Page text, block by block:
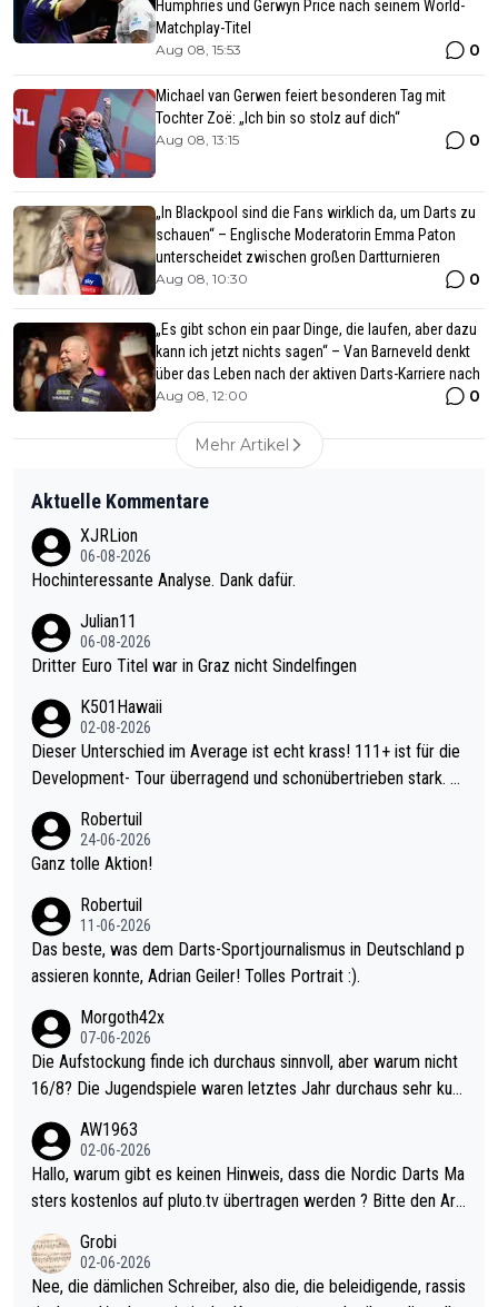
Humphries und Gerwyn Price nach seinem World-
Matchplay-Titel
Aug 08, 15:53 0
Michael van Gerwen feiert besonderen Tag mit
Tochter Zoë: „Ich bin so stolz auf dich“
Aug 08, 13:15 0
„In Blackpool sind die Fans wirklich da, um Darts zu
schauen“ – Englische Moderatorin Emma Paton
unterscheidet zwischen großen Dartturnieren
Aug 08, 10:30 0
„Es gibt schon ein paar Dinge, die laufen, aber dazu
kann ich jetzt nichts sagen“ – Van Barneveld denkt
über das Leben nach der aktiven Darts-Karriere nach
Aug 08, 12:00 0
Mehr Artikel
Aktuelle Kommentare
XJRLion
06-08-2026
Hochinteressante Analyse. Dank dafür.
Julian11
06-08-2026
Dritter Euro Titel war in Graz nicht Sindelfingen
K501Hawaii
02-08-2026
Dieser Unterschied im Average ist echt krass! 111+ ist für die
Development- Tour überragend und schonübertrieben stark. U
mal 40+ erst recht. Da gewinnst keinen Blumentopf - ist ja noc
h krasser wie ein Pokalspiel eines Kreisligisten vs einem Bund
Robertuil
24-06-2026
Ganz tolle Aktion!
Robertuil
11-06-2026
Das beste, was dem Darts-Sportjournalismus in Deutschland p
assieren konnte, Adrian Geiler! Tolles Portrait :).
Morgoth42x
07-06-2026
Die Aufstockung finde ich durchaus sinnvoll, aber warum nicht
16/8? Die Jugendspiele waren letztes Jahr durchaus sehr kurz
Allerdings ist Mitchell Lawrie als Nummer 1 der Welt eh qualifi
ziert. Somit ändert die automatische Qualifikation des Weltmei
sters erstmal nichts. Ich denke sie wollen damit für nächstes J
ohl wenig WDF Turniere spielen. Dies war bei Archie Self letzt
es Jahr der Fall. Er musste als amtierender Weltmeister durch
den Qualifier und ich glaube kaum, dass Mitchel sich das (in Ve
AW1963
02-06-2026
Hallo, warum gibt es keinen Hinweis, dass die Nordic Darts Ma
sters kostenlos auf pluto.tv übertragen werden ? Bitte den Arti
Grobi
02-06-2026
Nee, die dämlichen Schreiber, also die, die beleidigende, rassis